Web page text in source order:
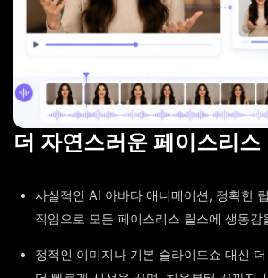
더 자연스러운 페이스리스
사실적인 AI 아바타 애니메이션, 정확한
직임으로 모든 페이스리스 릴스에 생동감
정적인 이미지나 기본 슬라이드쇼 대신